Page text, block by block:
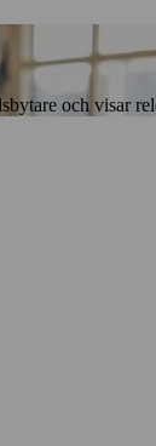
och visar